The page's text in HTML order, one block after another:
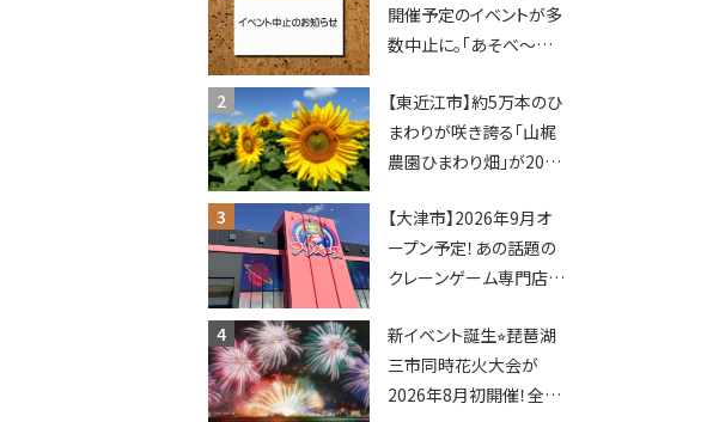
開催予定のイベントが多
数中止に。「あそべ〜る
ショーなど
【東近江市】約5万本のひ
まわりが咲き誇る「山梶
農園ひまわり畑」が2026
ポットやキッチンカーも
登場！何度も入園できる
フリーパスも販売★
【大津市】2026年9月オ
ープン予定！あの話題の
クレーンゲーム専門店
ってくる！豊郷店に続く滋
賀2店舗目★
新イベント誕生⭐︎琵琶湖
三市同時花火大会が
2026年8月初開催！全席